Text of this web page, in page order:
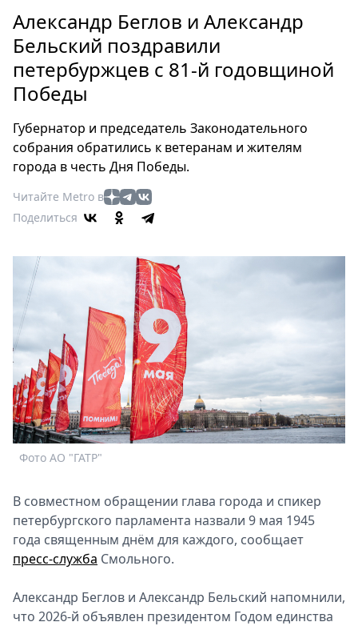
Россия
Мир
Здоровье
Еда
Мода
Театр
Кино
Афиша
Книги
Metro
Стримы
Спецпроекты
Звезды
Выборы
2026
Скачай
Александр Беглов и Александр
Бельский поздравили
петербуржцев с 81-й годовщиной
Победы
Губернатор и председатель Законодательного
собрания обратились к ветеранам и жителям
города в честь Дня Победы.
Читайте Metro в
Поделиться
Фото АО "ГАТР"
В совместном обращении глава города и спикер
петербургского парламента назвали 9 мая 1945
года священным днём для каждого, сообщает
пресс-служба Смольного.
Александр Беглов и Александр Бельский напомнили,
что 2026-й объявлен президентом Годом единства